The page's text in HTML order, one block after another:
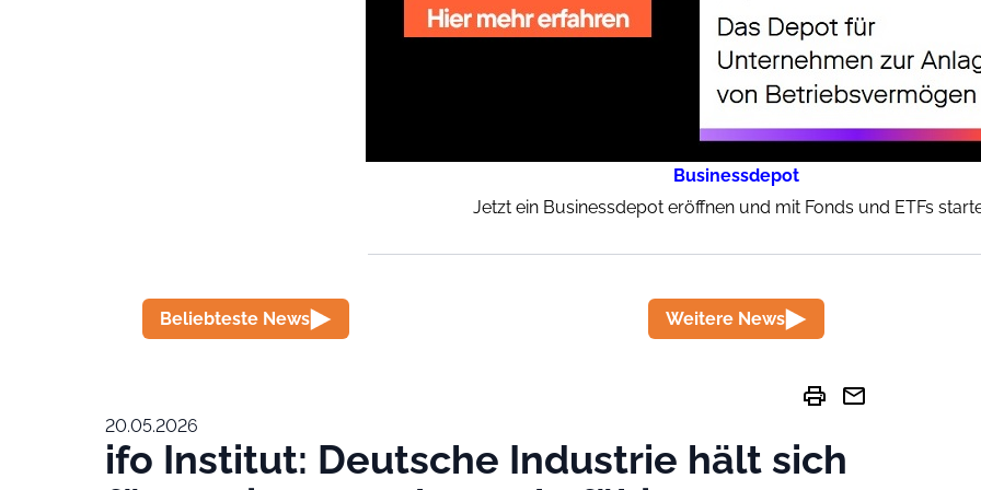
Businessdepot
Jetzt ein Businessdepot eröffnen und mit Fonds und ETFs
Beliebteste News Weitere News
print mail
20.05.2026
ifo Institut: Deutsche Industrie hält sich